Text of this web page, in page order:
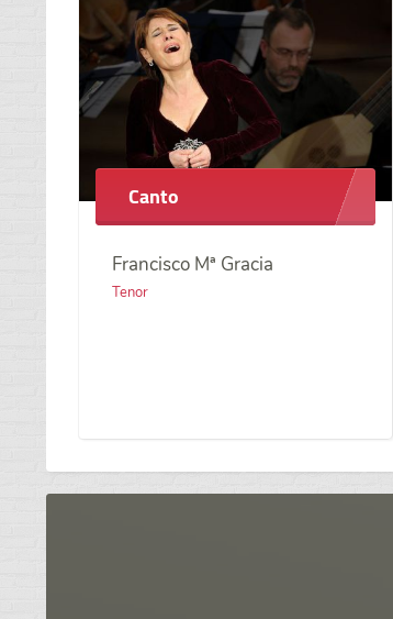
Canto
Francisco Mª Gracia
Tenor